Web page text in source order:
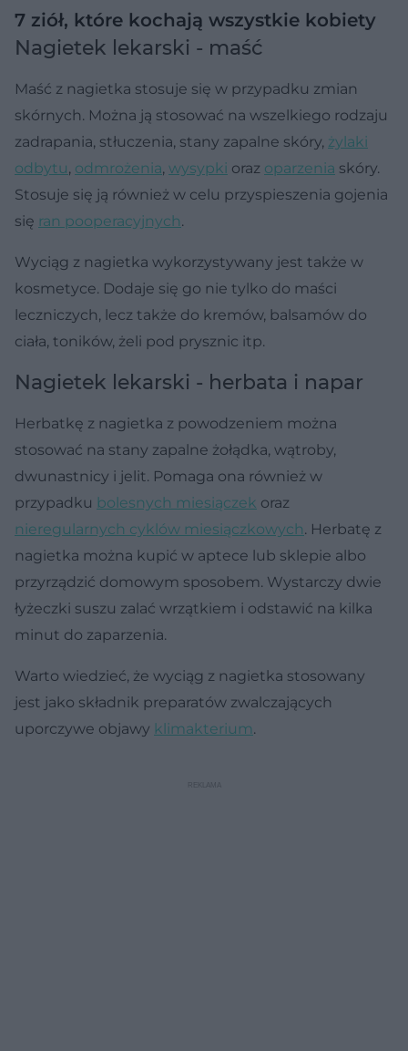
7 ziół, które kochają wszystkie kobiety
Nagietek lekarski - maść
Maść z nagietka stosuje się w przypadku zmian
skórnych. Można ją stosować na wszelkiego rodzaju
zadrapania, stłuczenia, stany zapalne skóry, żylaki
odbytu, odmrożenia, wysypki oraz oparzenia skóry.
Stosuje się ją również w celu przyspieszenia gojenia
się ran pooperacyjnych.
Wyciąg z nagietka wykorzystywany jest także w
kosmetyce. Dodaje się go nie tylko do maści
leczniczych, lecz także do kremów, balsamów do
ciała, toników, żeli pod prysznic itp.
Nagietek lekarski - herbata i napar
Herbatkę z nagietka z powodzeniem można
stosować na stany zapalne żołądka, wątroby,
dwunastnicy i jelit. Pomaga ona również w
przypadku bolesnych miesiączek oraz
nieregularnych cyklów miesiączkowych. Herbatę z
nagietka można kupić w aptece lub sklepie albo
przyrządzić domowym sposobem. Wystarczy dwie
łyżeczki suszu zalać wrzątkiem i odstawić na kilka
minut do zaparzenia.
Warto wiedzieć, że wyciąg z nagietka stosowany
jest jako składnik preparatów zwalczających
uporczywe objawy klimakterium.